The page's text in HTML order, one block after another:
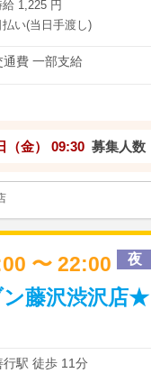
給 1,225 円
払い(当日手渡し)
通費 一部支給
（金） 09:30 募集人数
〜 22:00 夜
藤沢渋沢店
行駅 徒歩 11分